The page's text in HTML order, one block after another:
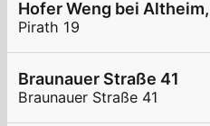
Hofer Weng bei Altheim,
Pirath 19
Braunauer Straße 41
Braunauer Straße 41